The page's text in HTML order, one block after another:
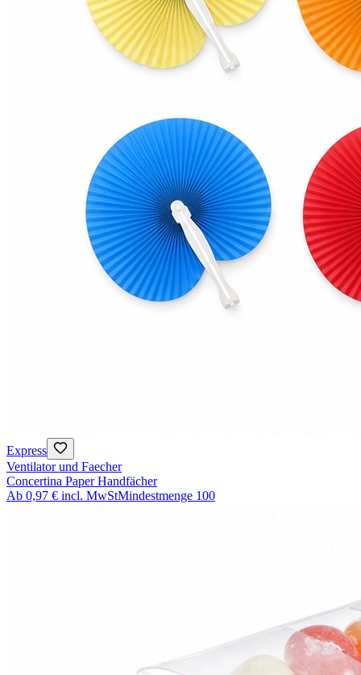
Express
Ventilator und Faecher
Concertina Paper Handfächer
Ab 0,97 € incl. MwStMindestmenge 100